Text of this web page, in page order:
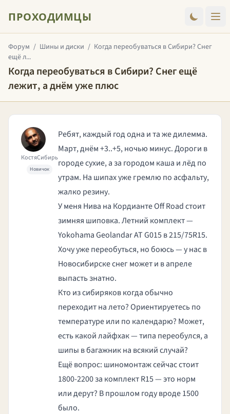
ПРОХОДИМЦЫ
Форум / Шины и диски / Когда переобуваться в Сибири? Снег
ещё л...
Когда переобуваться в Сибири? Снег ещё
лежит, а днём уже плюс
КостяСибирь
Новичок
Ребят, каждый год одна и та же дилемма.
Март, днём +3..+5, ночью минус. Дороги в
городе сухие, а за городом каша и лёд по
утрам. На шипах уже гремлю по асфальту,
жалко резину.
У меня Нива на Кордианте Off Road стоит
зимняя шиповка. Летний комплект —
Yokohama Geolandar AT G015 в 215/75R15.
Хочу уже переобуться, но боюсь — у нас в
Новосибирске снег может и в апреле
выпасть знатно.
Кто из сибиряков когда обычно
переходит на лето? Ориентируетесь по
температуре или по календарю? Может,
есть какой лайфхак — типа переобулся, а
шипы в багажник на всякий случай?
Ещё вопрос: шиномонтаж сейчас стоит
1800-2200 за комплект R15 — это норм
или дерут? В прошлом году вроде 1500
было.